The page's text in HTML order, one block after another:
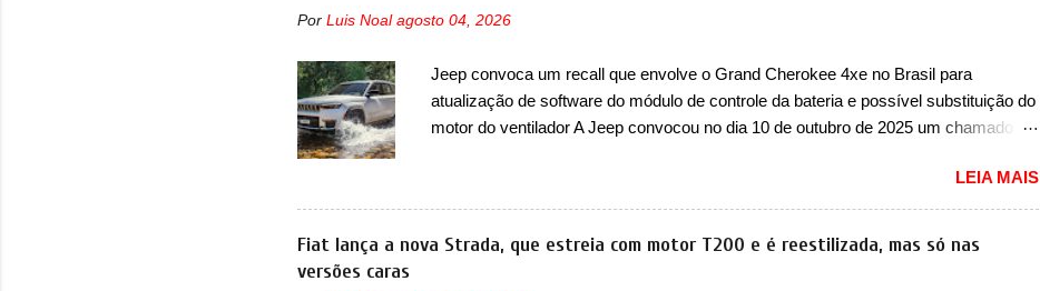
design já visto por outros modelos da marca, em especial do SUV compacto A10.
bastante vinculado ao SUV. Na dianteira, ele possui faróis com um desenho mais
retangular, com um pequeno prolongamento para as laterais. Os faróis cont...
Por Luis Noal agosto 04, 2026
Jeep convoca um recall que envolve o Grand Cherokee 4xe no Brasil para
atualização de software do módulo de controle da bateria e possível substituição do
motor do ventilador A Jeep convocou no dia 10 de outubro de 2025 um chamado
com unidades de ano/modelo 2023 e 2024. A marca norte-americana diz que as
unidades afetadas precisam retornar a uma concessionária mais próxima para a
solução de dois problemas. O primeiro deles será uma atualização do software do
módulo de controle da bateria (AHCP e HCP). Para alguns veículos envolvidos,
LEIA MAIS
Fiat lança a nova Strada, que estreia com motor T200 e é reestilizada, mas só nas
versões caras